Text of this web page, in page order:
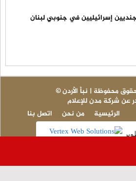
إسرائيليين في جنوبي لبنان
عن شركة مدن للإعلام
اتصل بنا
من نحن الرئيسية